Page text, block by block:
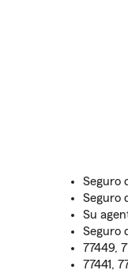
Seguro
Seguro
Su
Seguro
77449,
77441,